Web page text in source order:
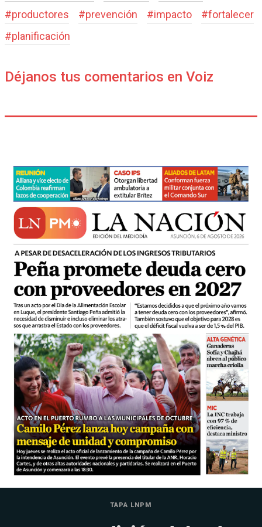
#productores #prevención #impacto #fortalecer
#planificación
Déjanos tus comentarios en Voiz
TAPA LNPM